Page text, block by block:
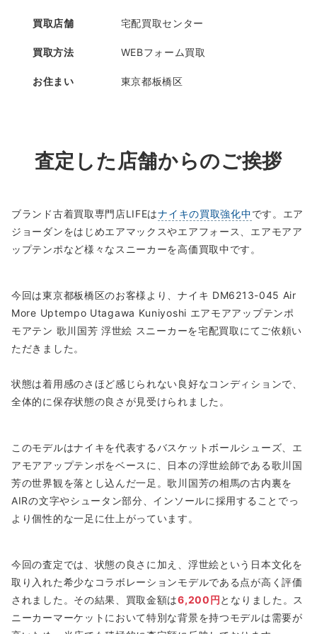
買取店舗 宅配買取センター
買取方法 WEBフォーム買取
お住まい 東京都板橋区
査定した店舗からのご挨拶
ブランド古着買取専門店LIFEはナイキの買取強化中です。エア
ジョーダンをはじめエアマックスやエアフォース、エアモアア
ップテンポなど様々なスニーカーを高価買取中です。
今回は東京都板橋区のお客様より、ナイキ DM6213-045 Air
More Uptempo Utagawa Kuniyoshi エアモアアップテンポ
モアテン 歌川国芳 浮世絵 スニーカーを宅配買取にてご依頼い
ただきました。
状態は着用感のさほど感じられない良好なコンディションで、
全体的に保存状態の良さが見受けられました。
このモデルはナイキを代表するバスケットボールシューズ、エ
アモアアップテンポをベースに、日本の浮世絵師である歌川国
芳の世界観を落とし込んだ一足。歌川国芳の相馬の古内裏を
AIRの文字やシュータン部分、インソールに採用することでっ
より個性的な一足に仕上がっています。
今回の査定では、状態の良さに加え、浮世絵という日本文化を
取り入れた希少なコラボレーションモデルである点が高く評価
されました。その結果、買取金額は6,200円となりました。ス
ニーカーマーケットにおいて特別な背景を持つモデルは需要が